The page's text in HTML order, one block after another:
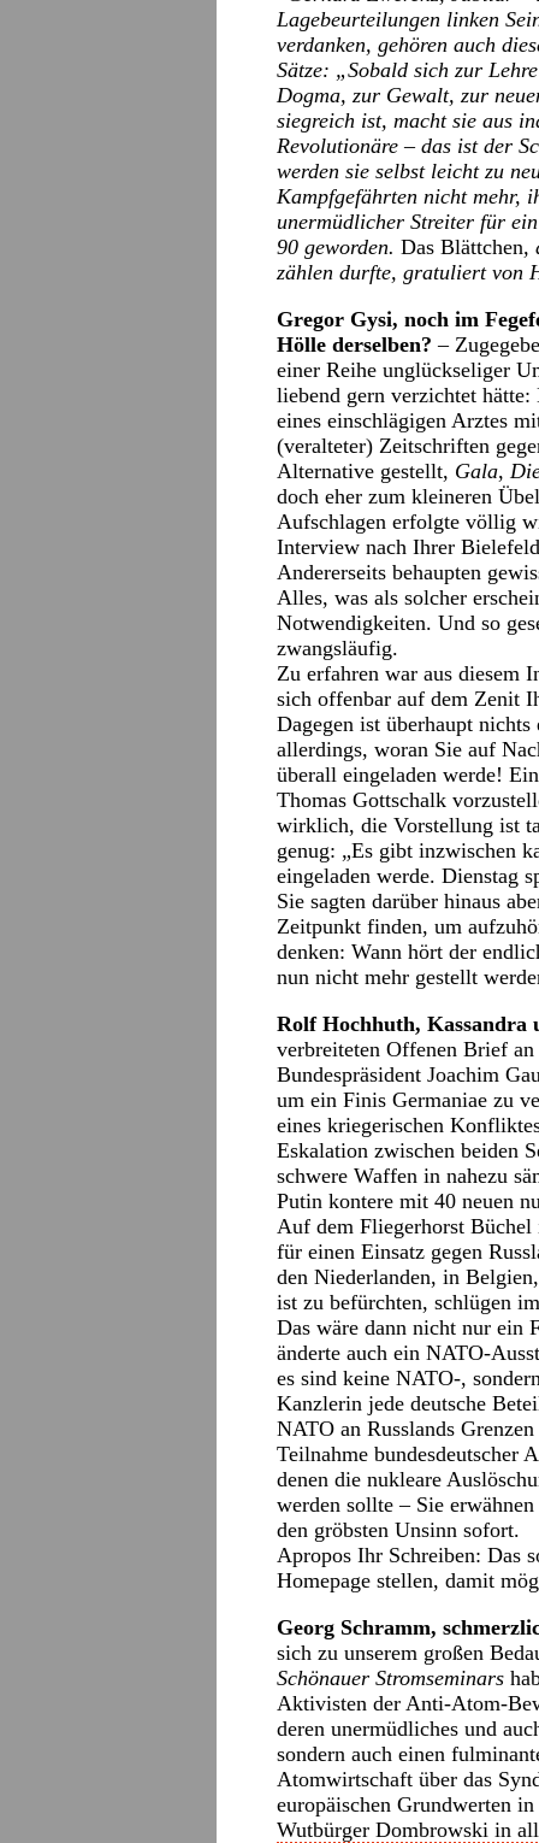
Lagebeurteilungen linken
verdanken, gehören auch
Sätze: „Sobald sich zur
Dogma, zur Gewalt, zur
siegreich ist, macht sie aus
Revolutionäre – das ist der
werden sie selbst leicht zu
Kampfgefährten nicht mehr,
unermüdlicher Streiter für
90 geworden. Das Blättchen,
zählen durfte, gratuliert von
Gregor Gysi, noch im
Hölle derselben? –
einer Reihe unglückseliger
liebend gern verzichtet hätte:
eines einschlägigen Arztes
(veralteter) Zeitschriften
Alternative gestellt, Gala,
doch eher zum kleineren
Aufschlagen erfolgte völlig
Interview nach Ihrer
Andererseits behaupten
Alles, was als solcher
Notwendigkeiten. Und so
zwangsläufig.
Zu erfahren war aus diesem
sich offenbar auf dem Zenit
Dagegen ist überhaupt
allerdings, woran Sie auf
überall eingeladen werde!
Thomas Gottschalk
wirklich, die Vorstellung ist
genug: „Es gibt inzwischen
eingeladen werde. Dienstag
Sie sagten darüber hinaus
Zeitpunkt finden, um
denken: Wann hört der
nun nicht mehr gestellt
Rolf Hochhuth, Kassandra
verbreiteten Offenen Brief
Bundespräsident Joachim
um ein Finis Germaniae zu
eines kriegerischen
Eskalation zwischen beiden
schwere Waffen in nahezu
Putin kontere mit 40 neuen
Auf dem Fliegerhorst
für einen Einsatz gegen
den Niederlanden, in
ist zu befürchten, schlügen
Das wäre dann nicht nur ein
änderte auch ein NATO-
es sind keine NATO-,
Kanzlerin jede deutsche
NATO an Russlands
Teilnahme bundesdeutscher
denen die nukleare
werden sollte – Sie
den gröbsten Unsinn sofort.
Apropos Ihr Schreiben: Das
Homepage stellen, damit
Georg Schramm,
sich zu unserem großen
Schönauer Stromseminars
Aktivisten der Anti-Atom-
deren unermüdliches und
sondern auch einen
Atomwirtschaft über das
europäischen Grundwerten
Wutbürger Dombrowski in